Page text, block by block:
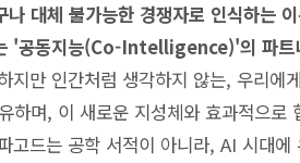
대체 불가능한 경쟁자로 인식하는
'공동지능(Co-Intelligence)'의 파트
지만 인간처럼 생각하지 않는, 우리에
, 이 새로운 지성체와 효과적으로
고드는 공학 서적이 아니라, AI 시대